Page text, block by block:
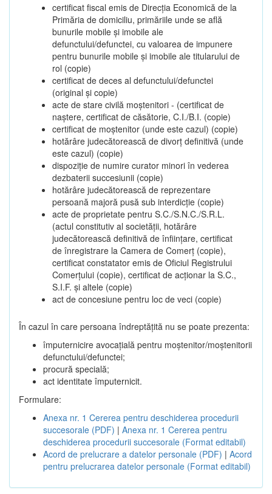
certificat fiscal emis de Direcția Economică de la
Primăria de domiciliu, primăriile unde se află
bunurile mobile și imobile ale
defunctului/defunctei, cu valoarea de impunere
pentru bunurile mobile și imobile ale titularului de
rol (copie)
certificat de deces al defunctului/defunctei
(original și copie)
acte de stare civilă moștenitori - (certificat de
naștere, certificat de căsătorie, C.I./B.I. (copie)
certificat de moștenitor (unde este cazul) (copie)
hotărâre judecătorească de divorț definitivă (unde
este cazul) (copie)
dispoziție de numire curator minori în vederea
dezbaterii succesiunii (copie)
hotărâre judecătorească de reprezentare
persoană majoră pusă sub interdicție (copie)
acte de proprietate pentru S.C./S.N.C./S.R.L.
(actul constitutiv al societății, hotărâre
judecătorească definitivă de înființare, certificat
de înregistrare la Camera de Comerț (copie),
certificat constatator emis de Oficiul Registrului
Comerțului (copie), certificat de acționar la S.C.,
S.I.F. și altele (copie)
act de concesiune pentru loc de veci (copie)
În cazul în care persoana îndreptățită nu se poate prezenta:
împuternicire avocațială pentru moștenitor/moștenitorii
defunctului/defunctei;
procură specială;
act identitate împuternicit.
Formulare:
Anexa nr. 1 Cererea pentru deschiderea procedurii
succesorale (PDF) | Anexa nr. 1 Cererea pentru
deschiderea procedurii succesorale (Format editabil)
Acord de prelucrare a datelor personale (PDF) | Acord
pentru prelucrarea datelor personale (Format editabil)